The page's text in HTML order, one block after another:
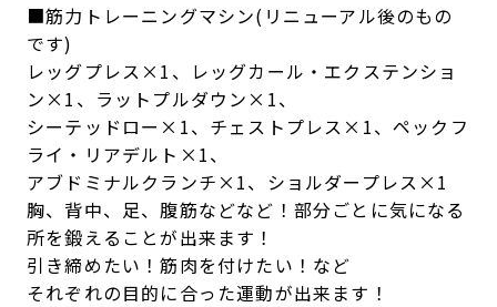
■筋力トレーニングマシン(リニューアル後のもの
です)
レッグプレス×1、レッグカール・エクステンショ
ン×1、ラットプルダウン×1、
シーテッドロー×1、チェストプレス×1、ペックフ
ライ・リアデルト×1、
アブドミナルクランチ×1、ショルダープレス×1
胸、背中、足、腹筋などなど！部分ごとに気になる
所を鍛えることが出来ます！
引き締めたい！筋肉を付けたい！など
それぞれの目的に合った運動が出来ます！